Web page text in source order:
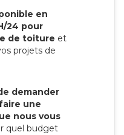
en
24 pour
de toiture et
projets de
demander
une
nous vous
quel budget